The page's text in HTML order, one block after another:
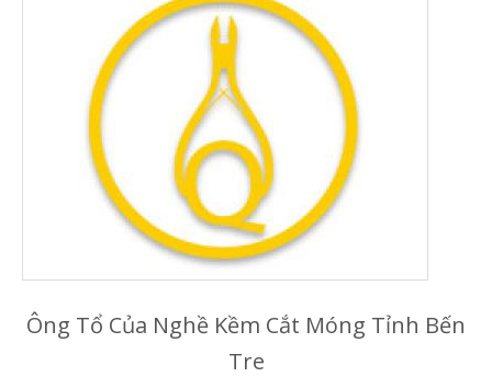
Ông Tổ Của Nghề Kềm Cắt Móng Tỉnh Bến
Tre